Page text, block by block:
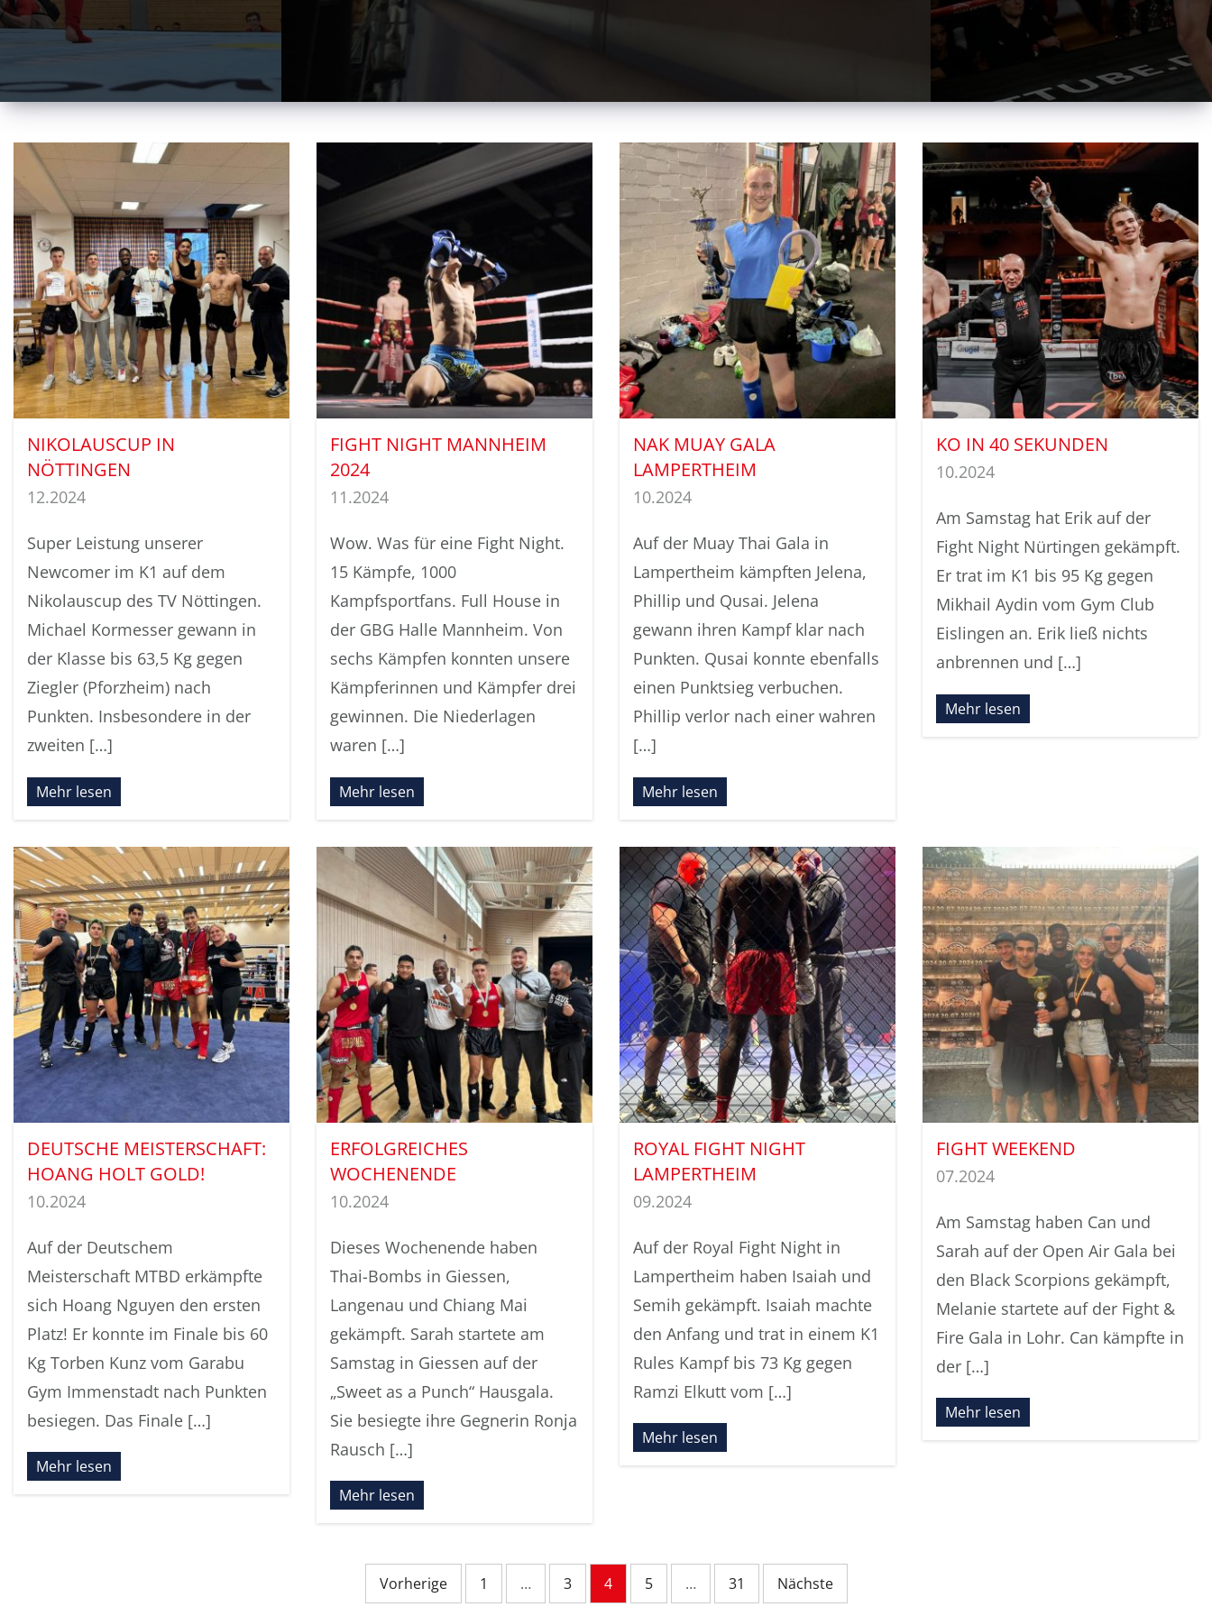
NIKOLAUSCUP IN
NÖTTINGEN
12.2024
Super Leistung unserer
Newcomer im K1 auf dem
Nikolauscup des TV Nöttingen.
Michael Kormesser gewann in
der Klasse bis 63,5 Kg gegen
Ziegler (Pforzheim) nach
Punkten. Insbesondere in der
zweiten […]
Mehr lesen
FIGHT NIGHT MANNHEIM
2024
11.2024
Wow. Was für eine Fight Night.
15 Kämpfe, 1000
Kampfsportfans. Full House in
der GBG Halle Mannheim. Von
sechs Kämpfen konnten unsere
Kämpferinnen und Kämpfer drei
gewinnen. Die Niederlagen
waren […]
Mehr lesen
NAK MUAY GALA
LAMPERTHEIM
10.2024
Auf der Muay Thai Gala in
Lampertheim kämpften Jelena,
Phillip und Qusai. Jelena
gewann ihren Kampf klar nach
Punkten. Qusai konnte ebenfalls
einen Punktsieg verbuchen.
Phillip verlor nach einer wahren
[…]
Mehr lesen
KO IN 40 SEKUNDEN
10.2024
Am Samstag hat Erik auf der
Fight Night Nürtingen gekämpft.
Er trat im K1 bis 95 Kg gegen
Mikhail Aydin vom Gym Club
Eislingen an. Erik ließ nichts
anbrennen und […]
Mehr lesen
DEUTSCHE MEISTERSCHAFT:
HOANG HOLT GOLD!
10.2024
Auf der Deutschem
Meisterschaft MTBD erkämpfte
sich Hoang Nguyen den ersten
Platz! Er konnte im Finale bis 60
Kg Torben Kunz vom Garabu
Gym Immenstadt nach Punkten
besiegen. Das Finale […]
Mehr lesen
ERFOLGREICHES
WOCHENENDE
10.2024
Dieses Wochenende haben
Thai-Bombs in Giessen,
Langenau und Chiang Mai
gekämpft. Sarah startete am
Samstag in Giessen auf der
„Sweet as a Punch“ Hausgala.
Sie besiegte ihre Gegnerin Ronja
Rausch […]
Mehr lesen
ROYAL FIGHT NIGHT
LAMPERTHEIM
09.2024
Auf der Royal Fight Night in
Lampertheim haben Isaiah und
Semih gekämpft. Isaiah machte
den Anfang und trat in einem K1
Rules Kampf bis 73 Kg gegen
Ramzi Elkutt vom […]
Mehr lesen
FIGHT WEEKEND
07.2024
Am Samstag haben Can und
Sarah auf der Open Air Gala bei
den Black Scorpions gekämpft,
Melanie startete auf der Fight &
Fire Gala in Lohr. Can kämpfte in
der […]
Mehr lesen
Vorherige 1 … 3 4 5 … 31 Nächste